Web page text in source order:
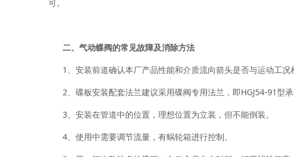
可。
二、气动蝶阀的常见故障及消除方法
1、安装前道确认本厂产品性能和介质流向箭头是否与运动工况
2、碟板安装配套法兰建议采用碟阀专用法兰，即HGJ54-91型承
3、安装在管道中的位置，理想位置为立装，但不能倒装。
4、使用中需要调节流量，有蜗轮箱进行控制。